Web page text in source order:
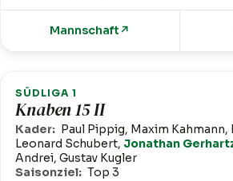
Mannschaft ↗
SÜDLIGA 1
Knaben 15 II
Kader: Paul Pippig, Maxim
Leonard Schubert, Jonathan
Andrei, Gustav Kugler
Saisonziel: Top 3